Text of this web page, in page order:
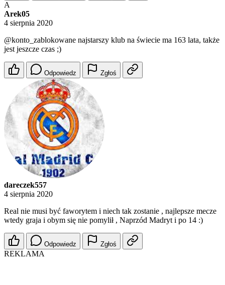
A
Arek05
4 sierpnia 2020
@konto_zablokowane najstarszy klub na świecie ma 163 lata, także
jest jeszcze czas ;)
Odpowiedz Zgłoś
dareczek557
4 sierpnia 2020
Real nie musi być faworytem i niech tak zostanie , najlepsze mecze
wtedy graja i obym się nie pomylił , Naprzód Madryt i po 14 :)
Odpowiedz Zgłoś
REKLAMA